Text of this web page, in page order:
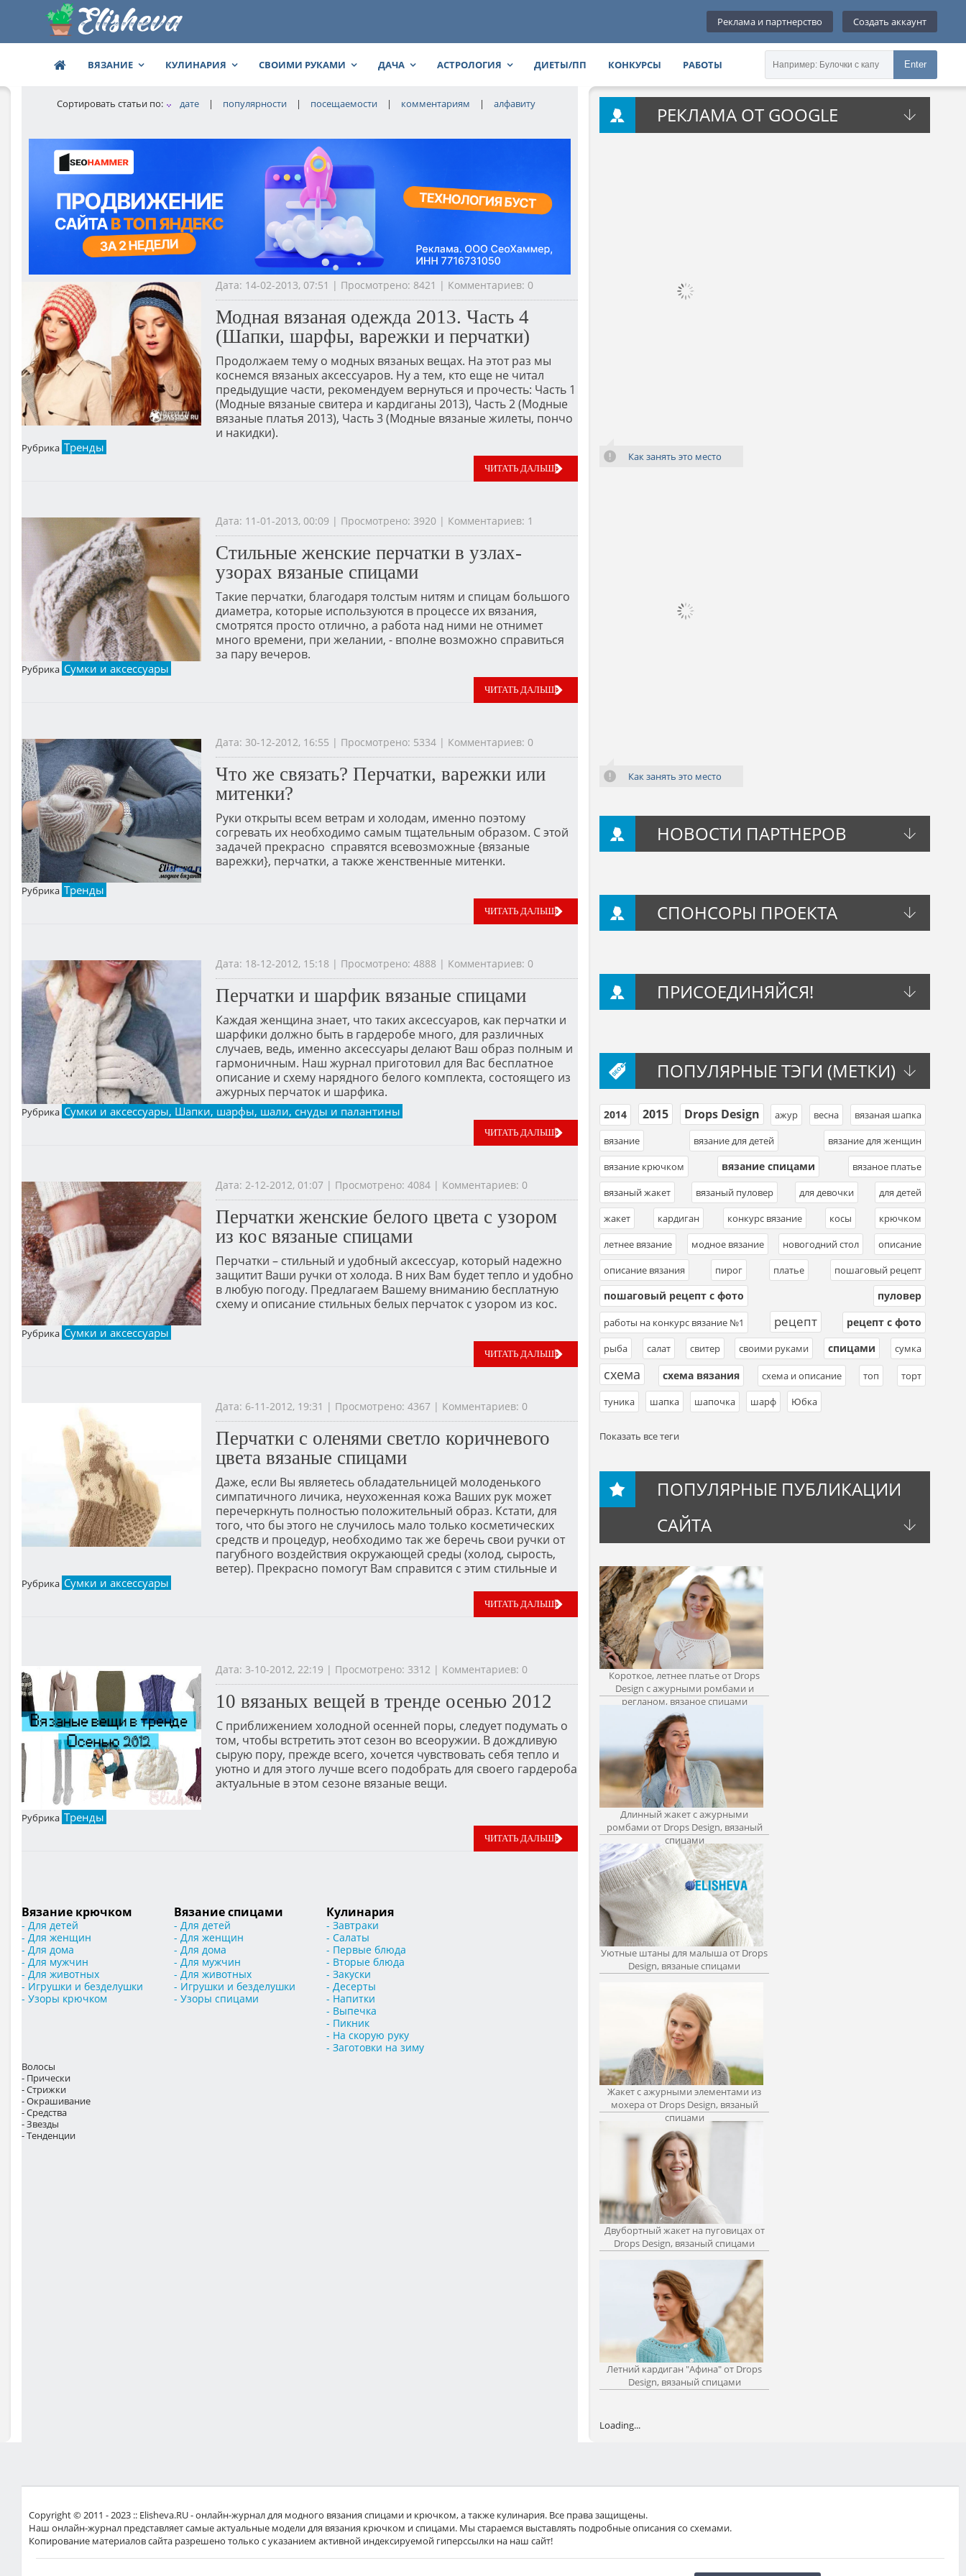
Реклама и партнерство Создать аккаунт
ВЯЗАНИЕ КУЛИНАРИЯ СВОИМИ РУКАМИ ДАЧА АСТРОЛОГИЯ ДИЕТЫ/ПП КОНКУРСЫ РАБОТЫ Enter
Сортировать статьи по: дате | популярности | посещаемости | комментариям | алфавиту
Дата: 14-02-2013, 07:51 | Просмотрено: 8421 | Комментариев: 0
Модная вязаная одежда 2013. Часть 4
(Шапки, шарфы, варежки и перчатки)
Продолжаем тему о модных вязаных вещах. На этот раз мы
коснемся вязаных аксессуаров. Ну а тем, кто еще не читал
предыдущие части, рекомендуем вернуться и прочесть: Часть 1
(Модные вязаные свитера и кардиганы 2013), Часть 2 (Модные
вязаные платья 2013), Часть 3 (Модные вязаные жилеты, пончо
и накидки).
Рубрика Тренды
ЧИТАТЬ ДАЛЬШЕ
Дата: 11-01-2013, 00:09 | Просмотрено: 3920 | Комментариев: 1
Стильные женские перчатки в узлах-
узорах вязаные спицами
Такие перчатки, благодаря толстым нитям и спицам большого
диаметра, которые используются в процессе их вязания,
смотрятся просто отлично, а работа над ними не отнимет
много времени, при желании, - вполне возможно справиться
за пару вечеров.
Рубрика Сумки и аксессуары
ЧИТАТЬ ДАЛЬШЕ
Дата: 30-12-2012, 16:55 | Просмотрено: 5334 | Комментариев: 0
Что же связать? Перчатки, варежки или
митенки?
Руки открыты всем ветрам и холодам, именно поэтому
согревать их необходимо самым тщательным образом. С этой
задачей прекрасно справятся всевозможные {вязаные
варежки}, перчатки, а также женственные митенки.
Рубрика Тренды
ЧИТАТЬ ДАЛЬШЕ
Дата: 18-12-2012, 15:18 | Просмотрено: 4888 | Комментариев: 0
Перчатки и шарфик вязаные спицами
Каждая женщина знает, что таких аксессуаров, как перчатки и
шарфики должно быть в гардеробе много, для различных
случаев, ведь, именно аксессуары делают Ваш образ полным и
гармоничным. Наш журнал приготовил для Вас бесплатное
описание и схему нарядного белого комплекта, состоящего из
ажурных перчаток и шарфика.
Рубрика Сумки и аксессуары, Шапки, шарфы, шали, снуды и палантины
ЧИТАТЬ ДАЛЬШЕ
Дата: 2-12-2012, 01:07 | Просмотрено: 4084 | Комментариев: 0
Перчатки женские белого цвета с узором
из кос вязаные спицами
Перчатки – стильный и удобный аксессуар, который надежно
защитит Ваши ручки от холода. В них Вам будет тепло и удобно
в любую погоду. Предлагаем Вашему вниманию бесплатную
схему и описание стильных белых перчаток с узором из кос.
Рубрика Сумки и аксессуары
ЧИТАТЬ ДАЛЬШЕ
Дата: 6-11-2012, 19:31 | Просмотрено: 4367 | Комментариев: 0
Перчатки с оленями светло коричневого
цвета вязаные спицами
Даже, если Вы являетесь обладательницей молоденького
симпатичного личика, неухоженная кожа Ваших рук может
перечеркнуть полностью положительный образ. Кстати, для
того, что бы этого не случилось мало только косметических
средств и процедур, необходимо так же беречь свои ручки от
пагубного воздействия окружающей среды (холод, сырость,
ветер). Прекрасно помогут Вам справится с этим стильные и
Рубрика Сумки и аксессуары
ЧИТАТЬ ДАЛЬШЕ
Дата: 3-10-2012, 22:19 | Просмотрено: 3312 | Комментариев: 0
10 вязаных вещей в тренде осенью 2012
С приближением холодной осенней поры, следует подумать о
том, чтобы встретить этот сезон во всеоружии. В дождливую
сырую пору, прежде всего, хочется чувствовать себя тепло и
уютно и для этого лучше всего подобрать для своего гардероба
актуальные в этом сезоне вязаные вещи.
Рубрика Тренды
ЧИТАТЬ ДАЛЬШЕ
Вязание крючком
- Для детей
- Для женщин
- Для дома
- Для мужчин
- Для животных
- Игрушки и безделушки
- Узоры крючком
Вязание спицами
- Для детей
- Для женщин
- Для дома
- Для мужчин
- Для животных
- Игрушки и безделушки
- Узоры спицами
Кулинария
- Завтраки
- Салаты
- Первые блюда
- Вторые блюда
- Закуски
- Десерты
- Напитки
- Выпечка
- Пикник
- На скорую руку
- Заготовки на зиму
Волосы
- Прически
- Стрижки
- Окрашивание
- Средства
- Звезды
- Тенденции
РЕКЛАМА ОТ GOOGLE
Как занять это место
Как занять это место
НОВОСТИ ПАРТНЕРОВ
СПОНСОРЫ ПРОЕКТА
ПРИСОЕДИНЯЙСЯ!
ПОПУЛЯРНЫЕ ТЭГИ (МЕТКИ)
2014 2015 Drops Design ажур весна вязаная шапка
вязание
вязание для детей вязание для женщин
вязание крючком
вязание спицами вязаное платье
вязаный жакет
вязаный пуловер для девочки для детей
жакет
кардиган конкурс вязание косы крючком
летнее вязание
модное вязание новогодний стол описание
описание вязания
пирог платье пошаговый рецепт
пошаговый рецепт с фото пуловер
работы на конкурс вязание №1 рецепт рецепт с фото
рыба
салат свитер своими руками спицами сумка
схема схема вязания схема и описание топ торт
туника
шапка шапочка шарф Юбка
Показать все теги
ПОПУЛЯРНЫЕ ПУБЛИКАЦИИ
САЙТА
Короткое, летнее платье от Drops
Design с ажурными ромбами и
регланом, вязаное спицами
Длинный жакет с ажурными
ромбами от Drops Design, вязаный
спицами
Уютные штаны для малыша от Drops
Design, вязаные спицами
Жакет с ажурными элементами из
мохера от Drops Design, вязаный
спицами
Двубортный жакет на пуговицах от
Drops Design, вязаный спицами
Летний кардиган "Афина" от Drops
Design, вязаный спицами
Loading...
Copyright © 2011 - 2023 :: Elisheva.RU - онлайн-журнал для модного вязания спицами и крючком, а также кулинария. Все права защищены.
Наш онлайн-журнал представляет самые актуальные модели для вязания крючком и спицами. Мы стараемся выставлять подробные описания со схемами.
Копирование материалов сайта разрешено только с указанием активной индексируемой гиперссылки на наш сайт!